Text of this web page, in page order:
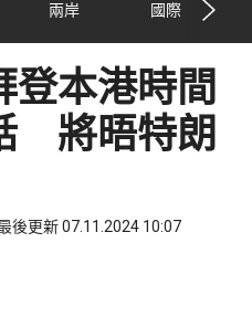
兩岸 國際
登本港時間
將晤特朗
後更新 07.11.2024 10:07